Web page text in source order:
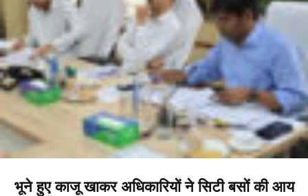
भूने हुए काजू खाकर अधिकारियों ने सिटी बसों की आय